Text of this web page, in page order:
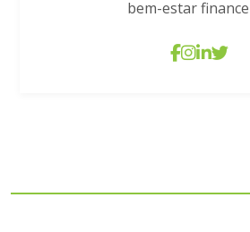
bem-estar